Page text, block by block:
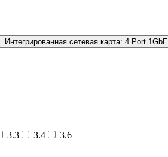
Интегрированная сетевая карта: 4 Port 1GbE
3.3 3.4 3.6